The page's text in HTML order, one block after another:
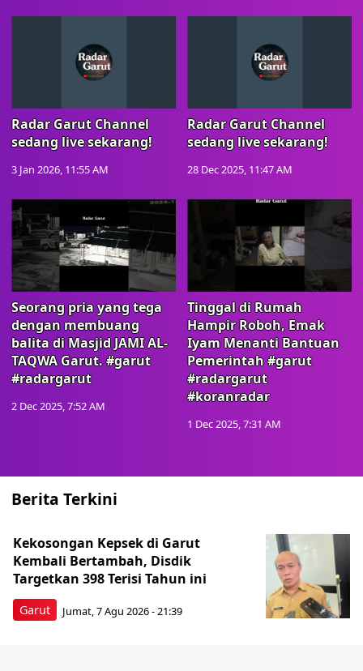
Radar Garut Channel
sedang live sekarang!
3 Jan 2026, 11:55 AM
Radar Garut Channel
sedang live sekarang!
28 Dec 2025, 11:47 AM
Seorang pria yang tega
dengan membuang
balita di Masjid JAMI AL-
TAQWA Garut. #garut
#radargarut
2 Dec 2025, 7:52 AM
Tinggal di Rumah
Hampir Roboh, Emak
Iyam Menanti Bantuan
Pemerintah #garut
#radargarut
#koranradar
1 Dec 2025, 7:31 AM
Berita Terkini
Garut
Kekosongan Kepsek di Garut
Kembali Bertambah, Disdik
Targetkan 398 Terisi Tahun ini
Jumat, 7 Agu 2026 - 21:39